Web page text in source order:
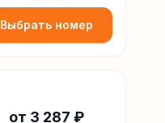
Выбрать номер
от 3 287 ₽